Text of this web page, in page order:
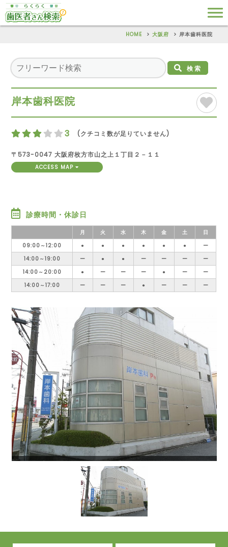
HOME 大阪府 岸本歯科医院
検索
岸本歯科医院
3 (クチコミ数が足りていません)
〒573-0047 大阪府枚方市山之上１丁目２－１１
ACCESS MAP
診療時間・休診日
月 火 水 木 金 土
日
09:00～12:00
● ● ● ● ● ●
ー
14:00～19:00
ー ● ● ー ー ー
ー
14:00～20:00
● ー ー ー ● ー
ー
14:00～17:00
ー ー ー ● ー ー ー